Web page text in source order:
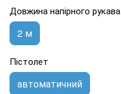
Довжина напірного рукава
2 м
Пістолет
автоматичний